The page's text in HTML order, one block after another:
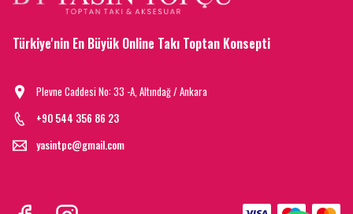
Türkiye'nin En Büyük Online Takı Toptan Konsepti
Plevne Caddesi No: 33 -A, Altındağ / Ankara
+90 544 356 86 23
yasintpc@gmail.com